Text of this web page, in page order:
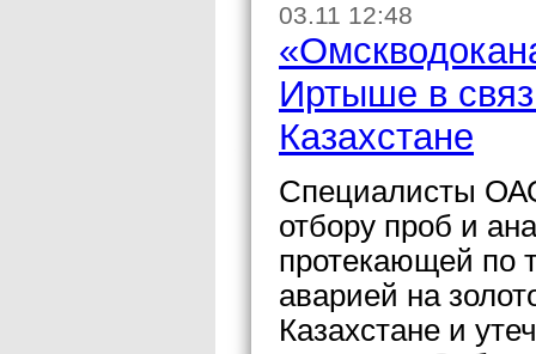
03.11 12:48
Иртыше в
Казахстане
Специалисты
отбору проб и
протекающей по
аварией на
Казахстане и